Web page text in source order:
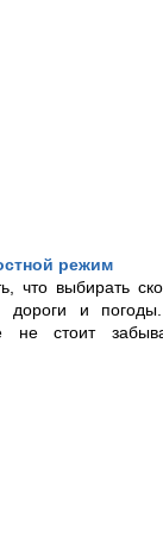
режим
что выбирать
дороги и
стоит